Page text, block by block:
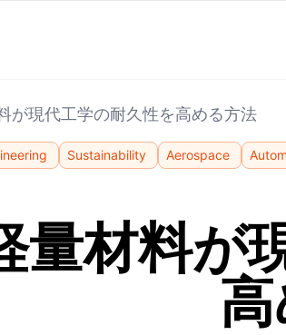
が現代工学の耐久性を高める方法
Sustainability Aerospace
量材料が